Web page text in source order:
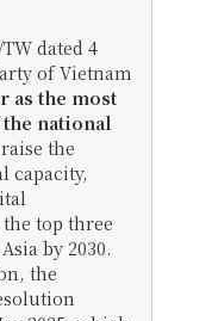
dated 4
of Vietnam
as the most
national
the
capacity,
top three
by 2030.
the